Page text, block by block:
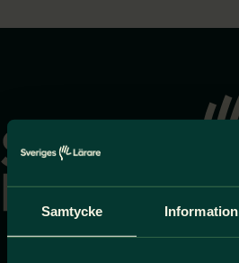
Samtycke Information
till
startsidan